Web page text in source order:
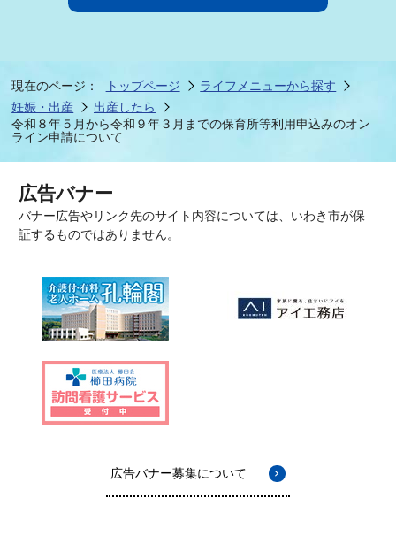
現在のページ： トップページ
ライフメニューから探す
妊娠・出産
出産したら
令和８年５月から令和９年３月までの保育所等利用申込みのオン
ライン申請について
広告バナー
バナー広告やリンク先のサイト内容については、いわき市が保
証するものではありません。
広告バナー募集について